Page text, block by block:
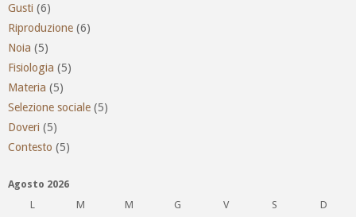
Gusti (6)
Riproduzione (6)
Noia (5)
Fisiologia (5)
Materia (5)
Selezione sociale (5)
Doveri (5)
Contesto (5)
Agosto 2026
L
M M G V S
D